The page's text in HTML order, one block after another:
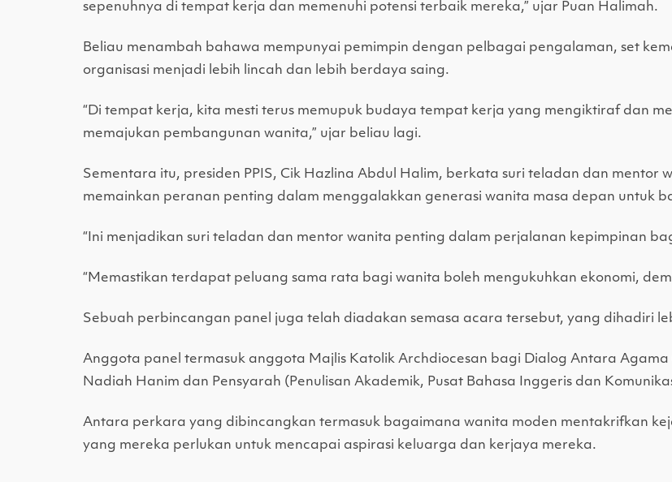
sepenuhnya di tempat kerja dan memenuhi potensi terbaik mereka,” ujar Puan Halimah.
Beliau menambah bahawa mempunyai pemimpin dengan pelbagai pengalaman, set
organisasi menjadi lebih lincah dan lebih berdaya saing.
“Di tempat kerja, kita mesti terus memupuk budaya tempat kerja yang mengiktiraf dan
memajukan pembangunan wanita,” ujar beliau lagi.
Sementara itu, presiden PPIS, Cik Hazlina Abdul Halim, berkata suri teladan dan
memainkan peranan penting dalam menggalakkan generasi wanita masa depan untuk
“Ini menjadikan suri teladan dan mentor wanita penting dalam perjalanan kepimpinan
“Memastikan terdapat peluang sama rata bagi wanita boleh mengukuhkan ekonomi,
Sebuah perbincangan panel juga telah diadakan semasa acara tersebut, yang dihadiri
Anggota panel termasuk anggota Majlis Katolik Archdiocesan bagi Dialog Antara Agama
Nadiah Hanim dan Pensyarah (Penulisan Akademik, Pusat Bahasa Inggeris dan
Antara perkara yang dibincangkan termasuk bagaimana wanita moden mentakrifkan
yang mereka perlukan untuk mencapai aspirasi keluarga dan kerjaya mereka.